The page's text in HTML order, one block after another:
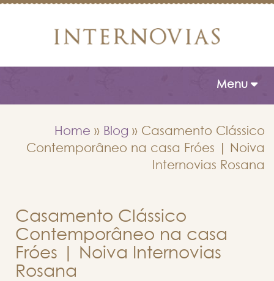
Toggle
Menu
Home » Blog » Casamento Clássico
Contemporâneo na casa Fróes | Noiva
Internovias Rosana
Casamento Clássico
Contemporâneo na casa
Fróes | Noiva Internovias
Rosana